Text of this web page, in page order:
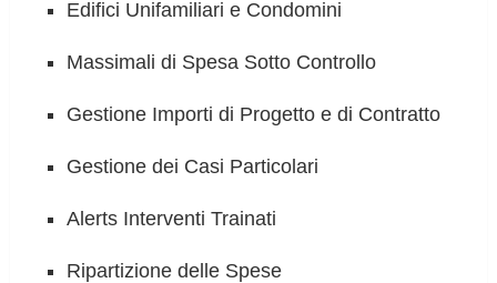
Edifici Unifamiliari e Condomini
Massimali di Spesa Sotto Controllo
Gestione Importi di Progetto e di Contratto
Gestione dei Casi Particolari
Alerts Interventi Trainati
Ripartizione delle Spese